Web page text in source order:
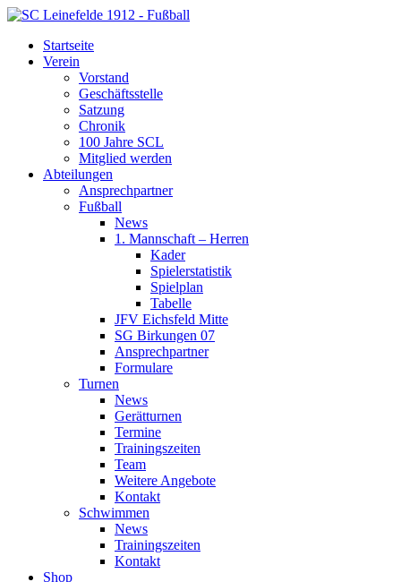
Startseite
Verein
Vorstand
Geschäftsstelle
Satzung
Chronik
100 Jahre SCL
Mitglied werden
Abteilungen
Ansprechpartner
Fußball
News
1. Mannschaft – Herren
Kader
Spielerstatistik
Spielplan
Tabelle
JFV Eichsfeld Mitte
SG Birkungen 07
Ansprechpartner
Formulare
Turnen
News
Gerätturnen
Termine
Trainingszeiten
Team
Weitere Angebote
Kontakt
Schwimmen
News
Trainingszeiten
Kontakt
Shop